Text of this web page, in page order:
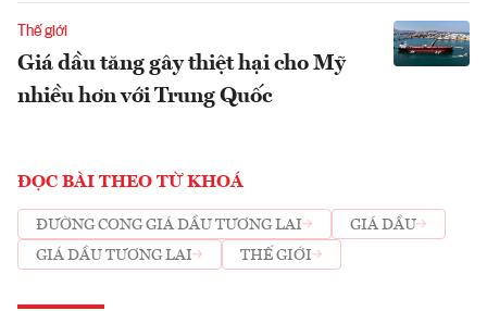
Thế giới
Giá dầu tăng gây thiệt hại cho Mỹ
nhiều hơn với Trung Quốc
ĐỌC BÀI THEO TỪ KHOÁ
ĐƯỜNG CONG GIÁ DẦU TƯƠNG LAI
GIÁ DẦU
GIÁ DẦU TƯƠNG LAI
THẾ GIỚI